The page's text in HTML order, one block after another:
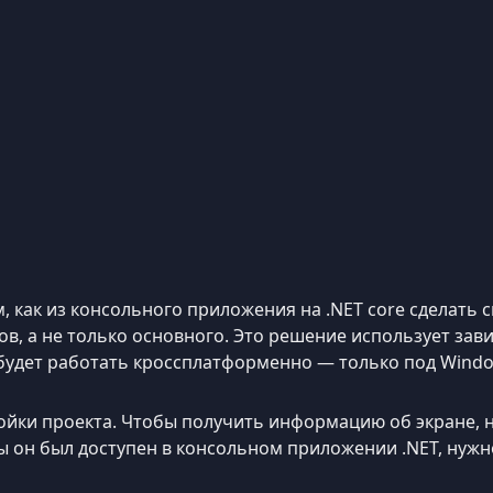
из консольного приложения на .NET core сделать
а не только основного. Это решение использует
работать кроссплатформенно — только под
проекта. Чтобы получить информацию об экране,
он был доступен в консольном приложении .NET,